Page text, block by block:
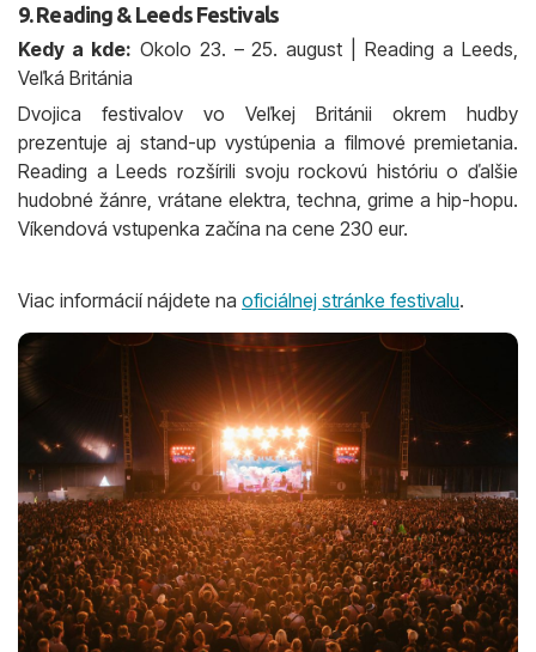
9. Reading & Leeds Festivals
Kedy a kde: Okolo 23. – 25. august | Reading a Leeds,
Veľká Británia
Dvojica festivalov vo Veľkej Británii okrem hudby
prezentuje aj stand-up vystúpenia a filmové premietania.
Reading a Leeds rozšírili svoju rockovú históriu o ďalšie
hudobné žánre, vrátane elektra, techna, grime a hip-hopu.
Víkendová vstupenka začína na cene 230 eur.
Viac informácií nájdete na oficiálnej stránke festivalu.